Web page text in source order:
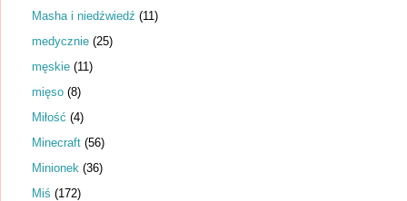
Masha i niedźwiedź (11)
medycznie (25)
męskie (11)
mięso (8)
Miłość (4)
Minecraft (56)
Minionek (36)
Miś (172)